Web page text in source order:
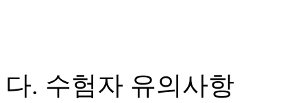
다. 수험자 유의사항